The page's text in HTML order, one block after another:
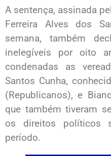
A sentença, assinada
Ferreira Alves dos
semana, também
inelegíveis por oito
condenadas as
Santos Cunha,
(Republicanos), e
que também tiveram
os direitos políticos
período.